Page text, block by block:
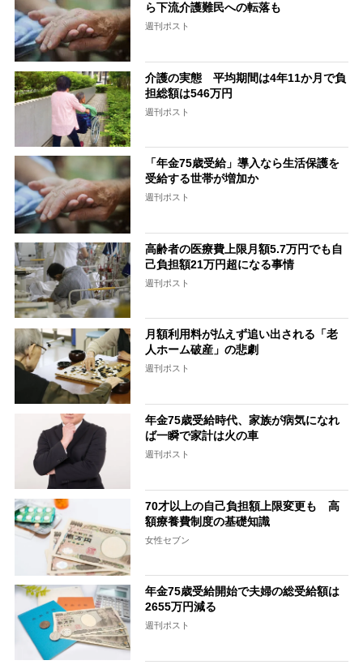
ら下流介護難民への転落も
週刊ポスト
介護の実態 平均期間は4年11か月で負
担総額は546万円
週刊ポスト
「年金75歳受給」導入なら生活保護を
受給する世帯が増加か
週刊ポスト
高齢者の医療費上限月額5.7万円でも自
己負担額21万円超になる事情
週刊ポスト
月額利用料が払えず追い出される「老
人ホーム破産」の悲劇
週刊ポスト
年金75歳受給時代、家族が病気になれ
ば一瞬で家計は火の車
週刊ポスト
70才以上の自己負担額上限変更も 高
額療養費制度の基礎知識
女性セブン
年金75歳受給開始で夫婦の総受給額は
2655万円減る
週刊ポスト